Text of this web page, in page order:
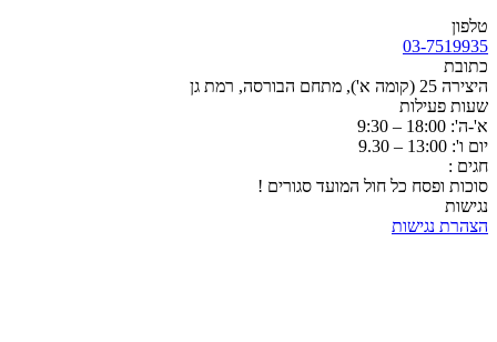
טלפון
03-7519935
כתובת
היצירה 25 (קומה א'), מתחם הבורסה, רמת גן
שעות פעילות
א'-ה': 18:00 – 9:30
יום ו': 13:00 – 9.30
חגים :
סוכות ופסח כל חול המועד סגורים !
נגישות
הצהרת נגישות